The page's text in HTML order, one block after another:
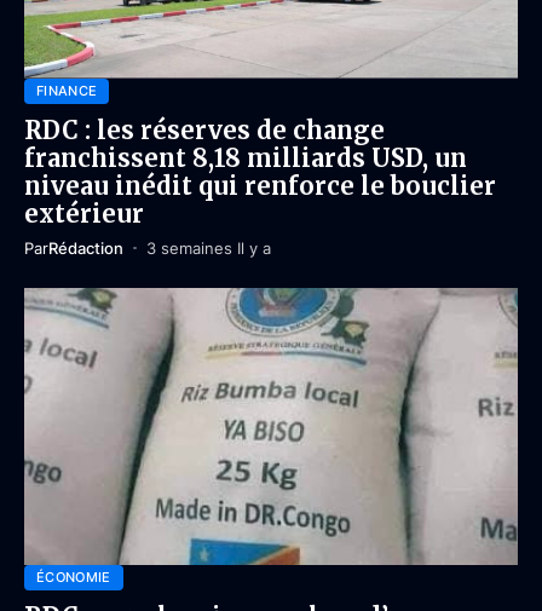
FINANCE
RDC : les réserves de change
franchissent 8,18 milliards USD, un
niveau inédit qui renforce le bouclier
extérieur
ParRédaction 3 semaines Il y a
ÉCONOMIE